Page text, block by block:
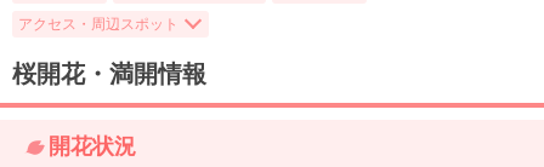
アクセス・周辺スポット
桜開花・満開情報
開花状況